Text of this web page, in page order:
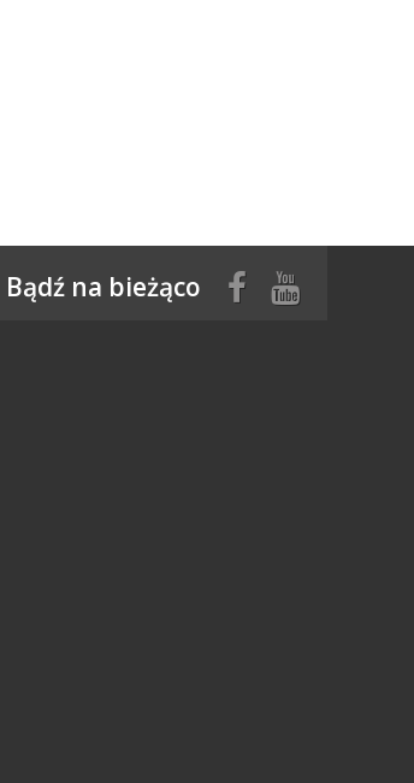
Bądź na bieżąco